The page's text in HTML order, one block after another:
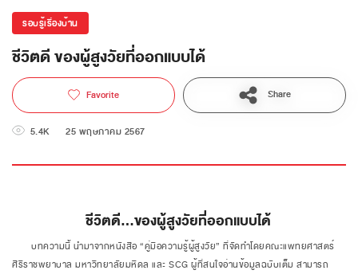
รอบรู้เรื่องบ้าน
ชีวิตดี ของผู้สูงวัยที่ออกแบบได้
Favorite Share
5.4K 25 พฤษภาคม 2567
ชีวิตดี...ของผู้สูงวัยที่ออกแบบได้
บทความนี้ นำมาจากหนังสือ “คู่มือความรู้ผู้สูงวัย” ที่จัดทำโดยคณะแพทยศาสตร์
ศิริราชพยาบาล มหาวิทยาลัยมหิดล และ SCG ผู้ที่สนใจอ่านข้อมูลฉบับเต็ม สามารถ